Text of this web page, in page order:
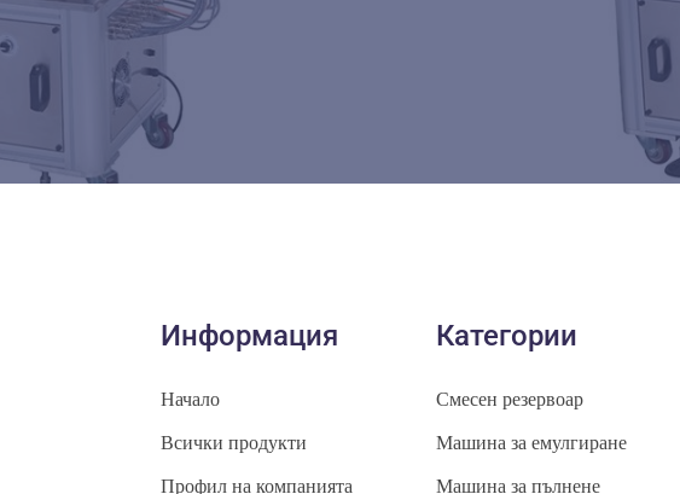
Информация
Начало
Всички продукти
Категории
Смесен резервоар
Машина за емулгиране